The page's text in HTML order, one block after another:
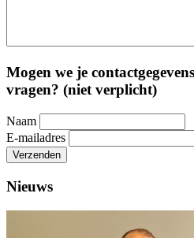
Mogen we je
vragen? (niet verplicht)
Naam
E-mailadres
Verzenden
Nieuws